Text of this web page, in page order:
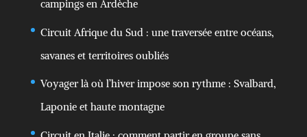
campings en Ardèche
Circuit Afrique du Sud : une traversée entre océans,
savanes et territoires oubliés
Voyager là où l’hiver impose son rythme : Svalbard,
Laponie et haute montagne